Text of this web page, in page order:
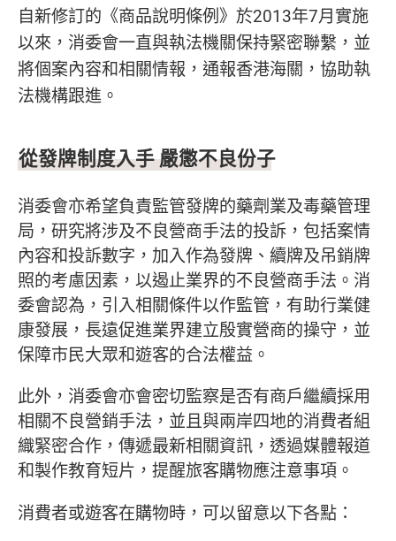
自新修訂的《商品說明條例》於2013年7月實施
以來，消委會一直與執法機關保持緊密聯繫，並
將個案內容和相關情報，通報香港海關，協助執
法機構跟進。
從發牌制度入手 嚴懲不良份子
消委會亦希望負責監管發牌的藥劑業及毒藥管理
局，研究將涉及不良營商手法的投訴，包括案情
內容和投訴數字，加入作為發牌、續牌及吊銷牌
照的考慮因素，以遏止業界的不良營商手法。消
委會認為，引入相關條件以作監管，有助行業健
康發展，長遠促進業界建立殷實營商的操守，並
保障市民大眾和遊客的合法權益。
此外，消委會亦會密切監察是否有商戶繼續採用
相關不良營銷手法，並且與兩岸四地的消費者組
織緊密合作，傳遞最新相關資訊，透過媒體報道
和製作教育短片，提醒旅客購物應注意事項。
消費者或遊客在購物時，可以留意以下各點：